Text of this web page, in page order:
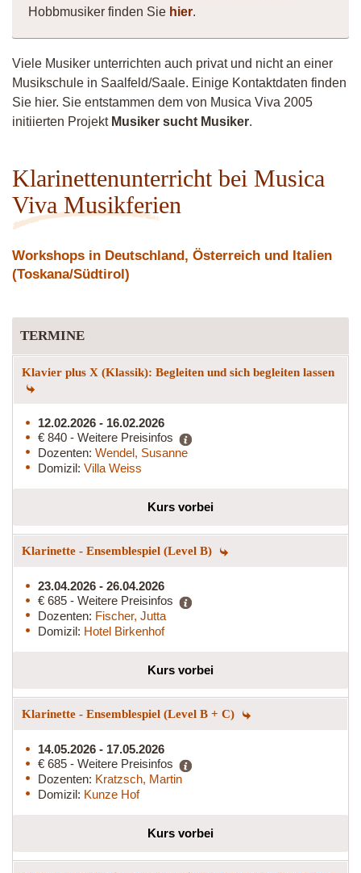
Hobbmusiker finden Sie hier.
Viele Musiker unterrichten auch privat und nicht an einer
Musikschule in Saalfeld/Saale. Einige Kontaktdaten finden
Sie hier. Sie entstammen dem von Musica Viva 2005
initiierten Projekt Musiker sucht Musiker.
Klarinettenunterricht bei Musica
Viva Musikferien
Workshops in Deutschland, Österreich und Italien
(Toskana/Südtirol)
TERMINE
Klavier plus X (Klassik): Begleiten und sich begleiten lassen
12.02.2026 - 16.02.2026
€ 840 - Weitere Preisinfos
Dozenten: Wendel, Susanne
Domizil: Villa Weiss
Kurs vorbei
Klarinette - Ensemblespiel (Level B)
23.04.2026 - 26.04.2026
€ 685 - Weitere Preisinfos
Dozenten: Fischer, Jutta
Domizil: Hotel Birkenhof
Kurs vorbei
Klarinette - Ensemblespiel (Level B + C)
14.05.2026 - 17.05.2026
€ 685 - Weitere Preisinfos
Dozenten: Kratzsch, Martin
Domizil: Kunze Hof
Kurs vorbei